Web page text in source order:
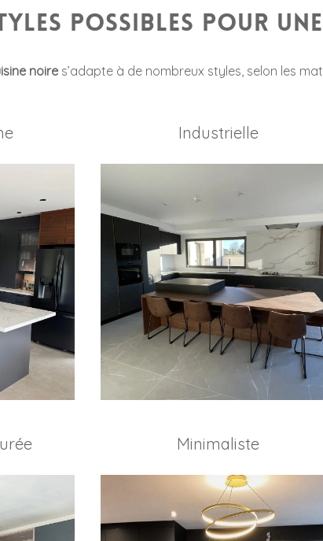
possibles pour
noires’adapte à de nombreux styles, selon les
Industrielle
Minimaliste